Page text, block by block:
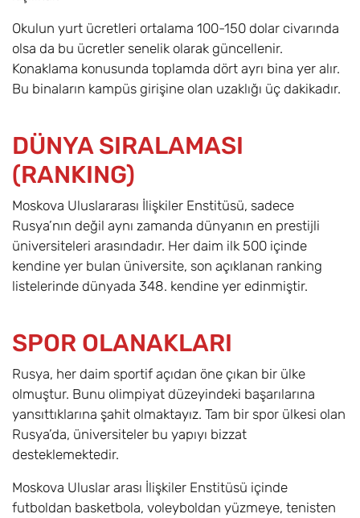
Okulun yurt ücretleri ortalama 100-150 dolar civarında
olsa da bu ücretler senelik olarak güncellenir.
Konaklama konusunda toplamda dört ayrı bina yer alır.
Bu binaların kampüs girişine olan uzaklığı üç dakikadır.
DÜNYA SIRALAMASI
(RANKING)
Moskova Uluslararası İlişkiler Enstitüsü, sadece
Rusya’nın değil aynı zamanda dünyanın en prestijli
üniversiteleri arasındadır. Her daim ilk 500 içinde
kendine yer bulan üniversite, son açıklanan ranking
listelerinde dünyada 348. kendine yer edinmiştir.
SPOR OLANAKLARI
Rusya, her daim sportif açıdan öne çıkan bir ülke
olmuştur. Bunu olimpiyat düzeyindeki başarılarına
yansıttıklarına şahit olmaktayız. Tam bir spor ülkesi olan
Rusya’da, üniversiteler bu yapıyı bizzat
desteklemektedir.
Moskova Uluslar arası İlişkiler Enstitüsü içinde
futboldan basketbola, voleyboldan yüzmeye, tenisten